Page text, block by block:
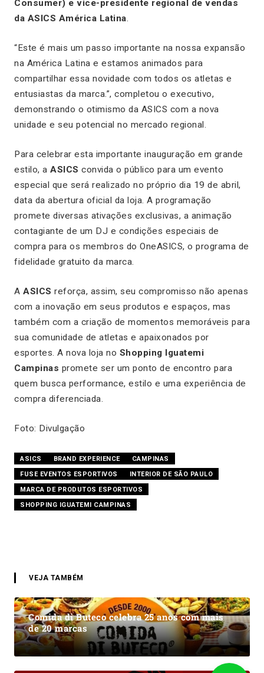
Consumer) e vice-presidente regional de vendas
da ASICS América Latina.
“Este é mais um passo importante na nossa expansão
na América Latina e estamos animados para
compartilhar essa novidade com todos os atletas e
entusiastas da marca.”, completou o executivo,
demonstrando o otimismo da ASICS com a nova
unidade e seu potencial no mercado regional.
Para celebrar esta importante inauguração em grande
estilo, a ASICS convida o público para um evento
especial que será realizado no próprio dia 19 de abril,
data da abertura oficial da loja. A programação
promete diversas ativações exclusivas, a animação
contagiante de um DJ e condições especiais de
compra para os membros do OneASICS, o programa de
fidelidade gratuito da marca.
A ASICS reforça, assim, seu compromisso não apenas
com a inovação em seus produtos e espaços, mas
também com a criação de momentos memoráveis para
sua comunidade de atletas e apaixonados por
esportes. A nova loja no Shopping Iguatemi
Campinas promete ser um ponto de encontro para
quem busca performance, estilo e uma experiência de
compra diferenciada.
Foto: Divulgação
ASICS BRAND EXPERIENCE
CAMPINAS
FUSE EVENTOS ESPORTIVOS
INTERIOR DE SÃO PAULO
MARCA DE PRODUTOS ESPORTIVOS
SHOPPING IGUATEMI CAMPINAS
VEJA TAMBÉM
Comida di Buteco celebra 25 anos com mais
de 20 marcas